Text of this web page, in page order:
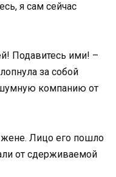
я сам сейчас
Подавитесь ими! –
за собой
шумную компанию от
Лицо его пошло
от сдерживаемой